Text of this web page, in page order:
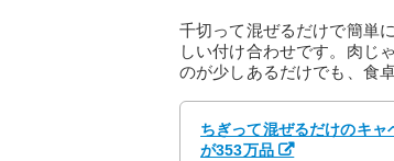
千切って混ぜるだけで簡単
しい付け合わせです。肉じ
のが少しあるだけでも、食
ちぎって混ぜるだけのキ
が353万品